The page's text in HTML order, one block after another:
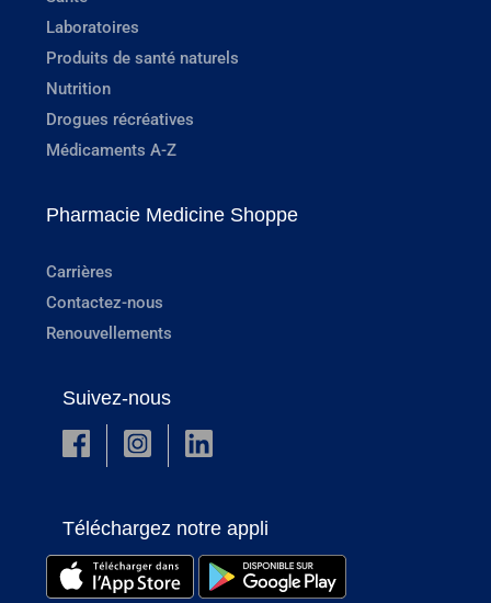
Laboratoires
Produits de santé naturels
Nutrition
Drogues récréatives
Médicaments A-Z
Pharmacie Medicine Shoppe
Carrières
Contactez-nous
Renouvellements
Suivez-nous
Téléchargez notre appli